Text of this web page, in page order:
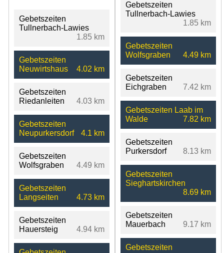
Gebetszeiten
Tullnerbach-Lawies
1.85 km
Gebetszeiten
Neuwirtshaus
4.02 km
Gebetszeiten
Riedanleiten
4.03 km
Gebetszeiten
Neupurkersdorf
4.1 km
Gebetszeiten
Wolfsgraben
4.49 km
Gebetszeiten
Langseiten
4.73 km
Gebetszeiten
Hauersteig
4.94 km
Gebetszeiten
Tullnerbach-Lawies
1.85 km
Gebetszeiten
Wolfsgraben
4.49 km
Gebetszeiten
Eichgraben
7.42 km
Gebetszeiten Laab im
Walde
7.82 km
Gebetszeiten
Purkersdorf
8.13 km
Gebetszeiten
Sieghartskirchen
8.69 km
Gebetszeiten
Mauerbach
9.17 km
Gebetszeiten